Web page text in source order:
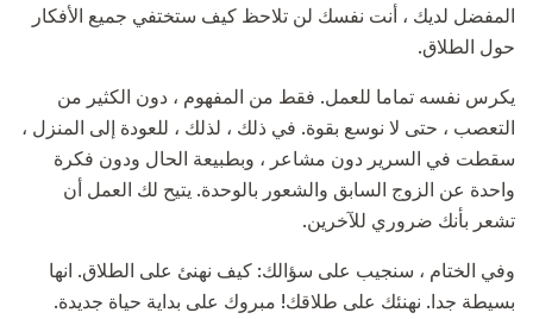
المفضل لديك ، أنت نفسك لن تلاحظ كيف ستختفي جميع الأفكار
حول الطلاق.
يكرس نفسه تماما للعمل. فقط من المفهوم ، دون الكثير من
التعصب ، حتى لا نوسع بقوة. في ذلك ، لذلك ، للعودة إلى المنزل ،
سقطت في السرير دون مشاعر ، وبطبيعة الحال ودون فكرة
واحدة عن الزوج السابق والشعور بالوحدة. يتيح لك العمل أن
تشعر بأنك ضروري للآخرين.
وفي الختام ، سنجيب على سؤالك: كيف نهنئ على الطلاق. انها
بسيطة جدا. نهنئك على طلاقك! مبروك على بداية حياة جديدة.